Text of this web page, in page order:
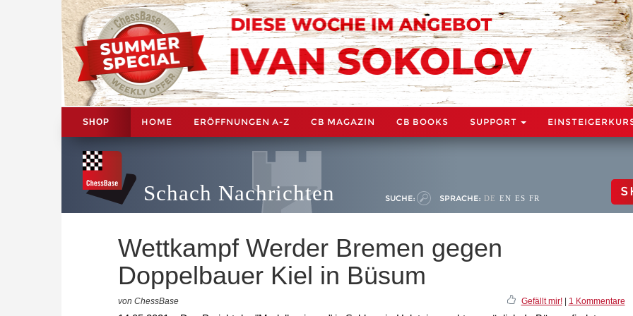
SHOP HOME ERÖFFNUNGEN A-Z CB MAGAZIN CB BOOKS SUPPORT
Schach Nachrichten SUCHE: SPRACHE: DE EN ES FR
Wettkampf Werder Bremen gegen
Doppelbauer Kiel in Büsum
von ChessBase Gefällt mir!| 1 Kommentare